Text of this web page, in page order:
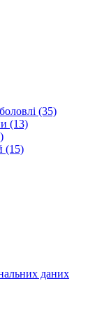
(35)
(13)
(15)
даних